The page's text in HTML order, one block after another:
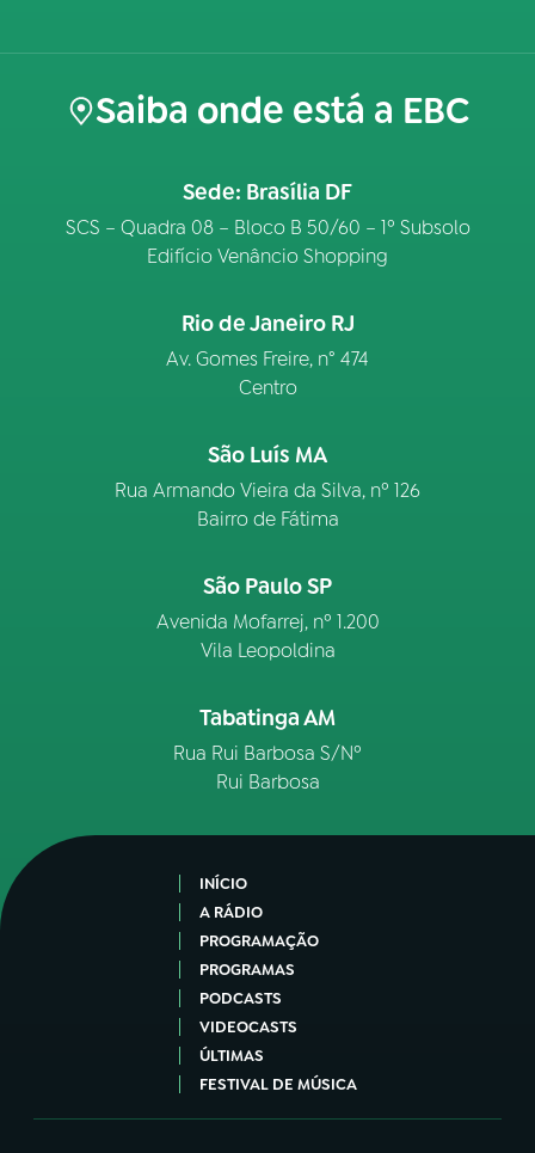
Saiba onde está a EBC
Sede: Brasília DF
SCS – Quadra 08 – Bloco B 50/60 – 1º Subsolo
Edifício Venâncio Shopping
Rio de Janeiro RJ
Av. Gomes Freire, n° 474
Centro
São Luís MA
Rua Armando Vieira da Silva, nº 126
Bairro de Fátima
São Paulo SP
Avenida Mofarrej, nº 1.200
Vila Leopoldina
Tabatinga AM
Rua Rui Barbosa S/Nº
Rui Barbosa
INÍCIO
A RÁDIO
PROGRAMAÇÃO
PROGRAMAS
PODCASTS
VIDEOCASTS
ÚLTIMAS
FESTIVAL DE MÚSICA